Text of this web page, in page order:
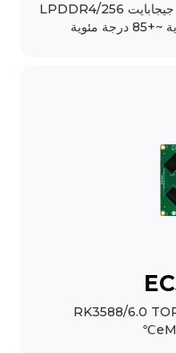
RK3576/6.0 تيرابايت في الثانية/8 جيجابايت LPDDR4/256
RK3588/6.0